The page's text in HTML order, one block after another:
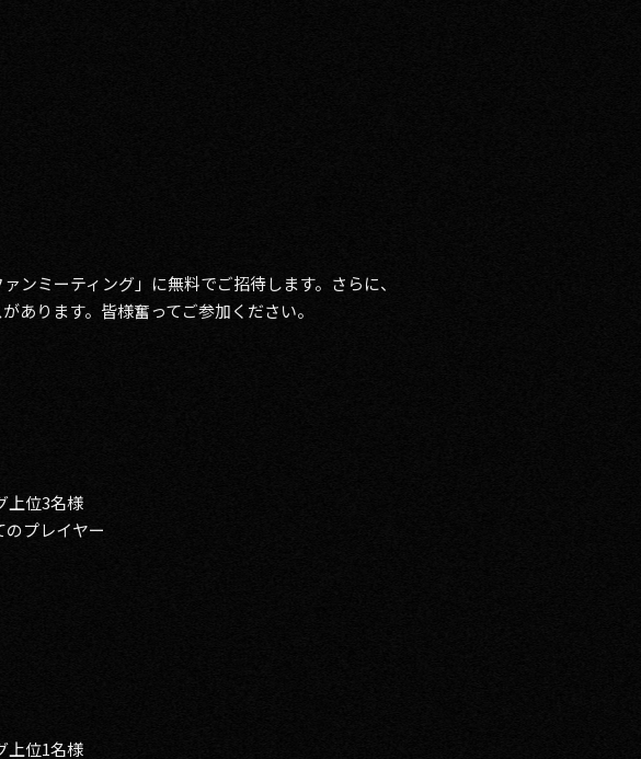
ミーティング」に無料でご招待します。さらに、
あります。皆様奮ってご参加ください。
上位3名様
プレイヤー
上位1名様